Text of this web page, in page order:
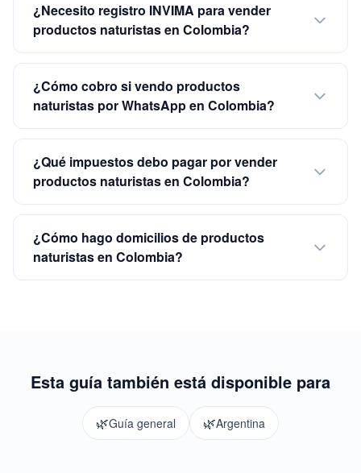
¿Necesito registro INVIMA para vender
productos naturistas en Colombia?
¿Cómo cobro si vendo productos
naturistas por WhatsApp en Colombia?
¿Qué impuestos debo pagar por vender
productos naturistas en Colombia?
¿Cómo hago domicilios de productos
naturistas en Colombia?
Esta guía también está disponible para
🌿Guía general 🌿Argentina